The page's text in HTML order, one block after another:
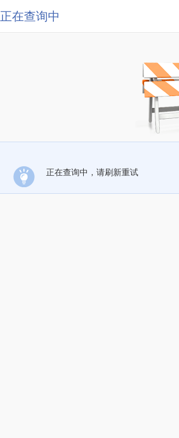
正在查询中
正在查询中，请刷新重试